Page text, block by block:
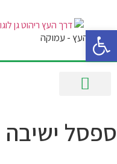
פתח סרגל נגישות
דרך העץ - עמוקה
ספסל ישיבה